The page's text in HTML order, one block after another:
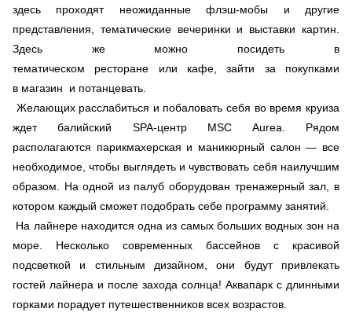
здесь проходят неожиданные флэш-мобы и другие
представления, тематические вечеринки и выставки картин.
Здесь же можно посидеть в
тематическом ресторане или кафе, зайти за покупками
в магазин и потанцевать.
Желающих расслабиться и побаловать себя во время круиза
ждет балийский SPA-центр MSC Aurea. Рядом
располагаются парикмахерская и маникюрный салон — все
необходимое, чтобы выглядеть и чувствовать себя наилучшим
образом. На одной из палуб оборудован тренажерный зал, в
котором каждый сможет подобрать себе программу занятий.
На лайнере находится одна из самых больших водных зон на
море. Несколько современных бассейнов с красивой
подсветкой и стильным дизайном, они будут привлекать
гостей лайнера и после захода солнца! Аквапарк с длинными
горками порадует путешественников всех возрастов.